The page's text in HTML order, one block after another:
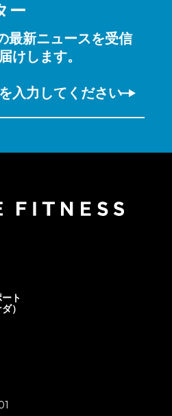
ー
最新ニュースを受信
けします。
入力してください
ト
）